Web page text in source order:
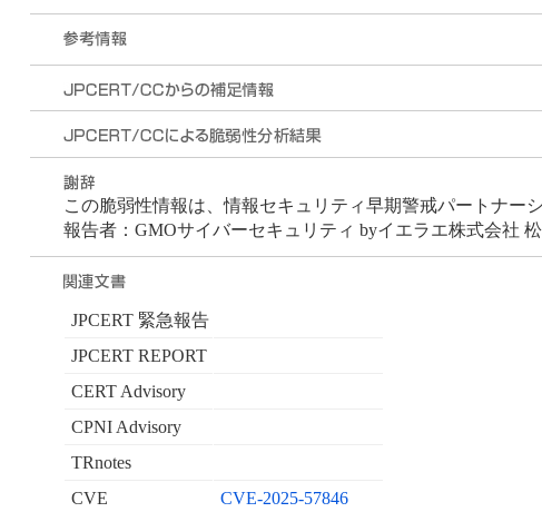
この脆弱性情報は、情報セキュリティ早期警戒パートナー
報告者：GMOサイバーセキュリティ byイエラエ株式会社
JPCERT 緊急報告
JPCERT REPORT
CERT Advisory
CPNI Advisory
TRnotes
CVE
CVE-2025-57846